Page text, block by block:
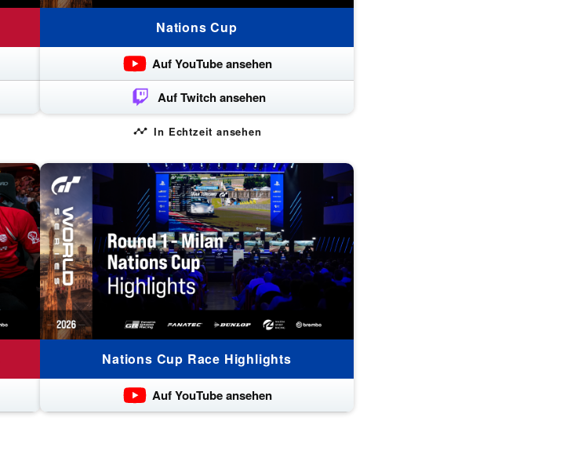
Nations Cup
Auf YouTube ansehen
Auf Twitch ansehen
In Echtzeit ansehen
Nations Cup Race Highlights
Auf YouTube ansehen